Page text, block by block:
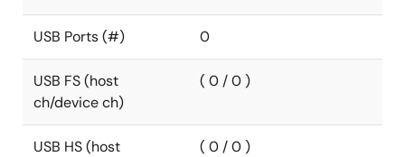
USB Ports (#) 0
USB FS (host
ch/device ch)
( 0 / 0 )
USB HS (host
( 0 / 0 )